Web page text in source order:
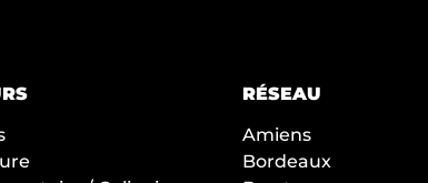
RÉSEAU
Amiens
Bordeaux